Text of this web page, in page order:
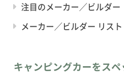
注目のメーカー／ビルダー
メーカー／ビルダー リスト
キャンピングカーをス